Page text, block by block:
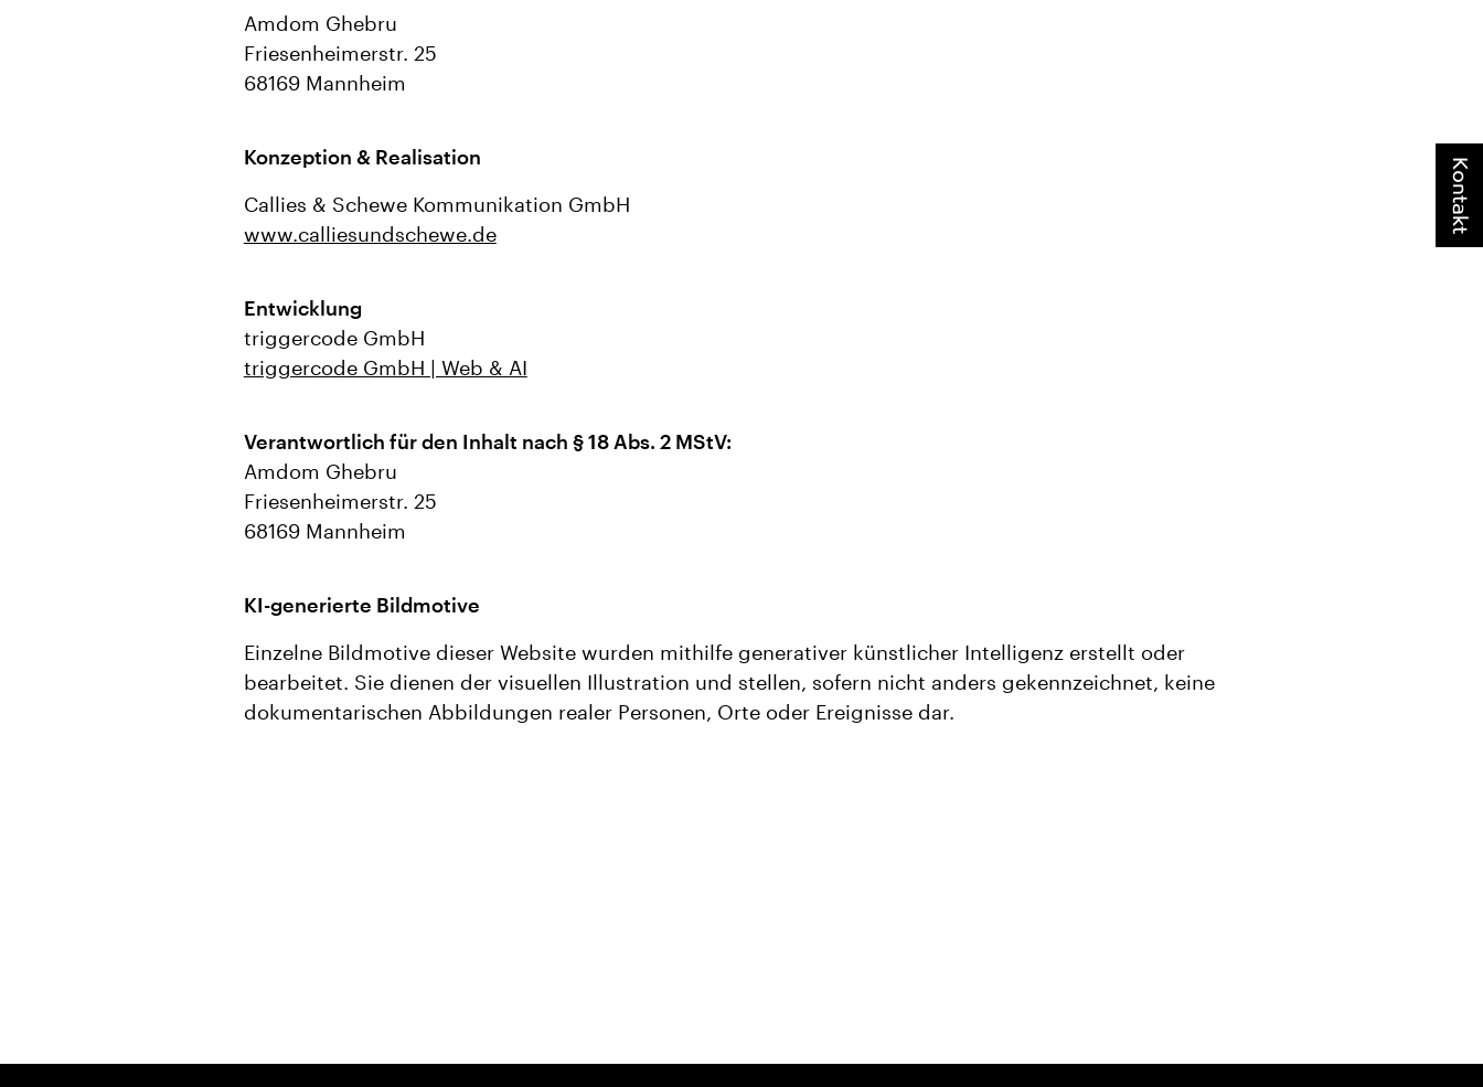
Amdom Ghebru
Friesenheimerstr. 25
68169 Mannheim
Konzeption & Realisation
Callies & Schewe Kommunikation GmbH
www.calliesundschewe.de
Entwicklung
triggercode GmbH
triggercode GmbH | Web & AI
Verantwortlich für den Inhalt nach § 18 Abs. 2 MStV:
Amdom Ghebru
Friesenheimerstr. 25
68169 Mannheim
KI-generierte Bildmotive
Einzelne Bildmotive dieser Website wurden mithilfe generativer künstlicher Intelligenz erstellt oder
bearbeitet. Sie dienen der visuellen Illustration und stellen, sofern nicht anders gekennzeichnet, keine
dokumentarischen Abbildungen realer Personen, Orte oder Ereignisse dar.
Kontakt